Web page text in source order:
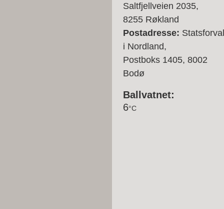
Saltfjellveien 2035,
8255 Røkland
Postadresse:
i Nordland,
Postboks 1405, 8002
Bodø
Ballvatnet:
6°C